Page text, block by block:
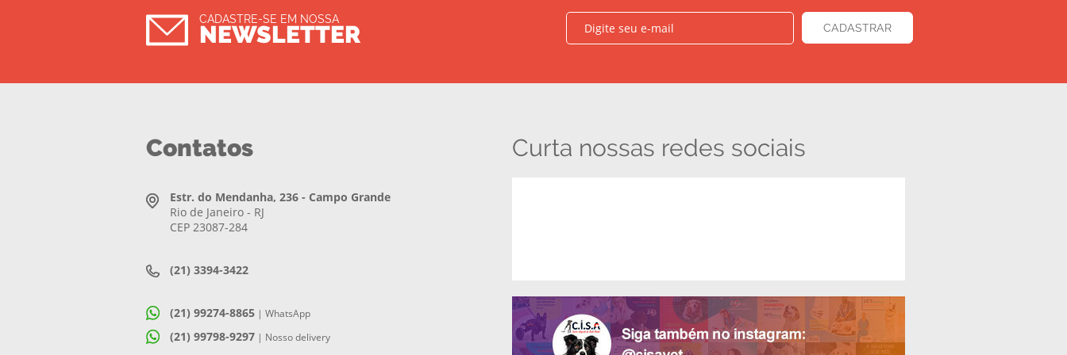
CADASTRE-SE EM NOSSA
NEWSLETTER
Contatos
Estr. do Mendanha, 236 - Campo Grande
Rio de Janeiro - RJ
CEP 23087-284
(21) 3394-3422
(21) 99274-8865 | WhatsApp
(21) 99798-9297 | Nosso delivery
Curta nossas redes sociais